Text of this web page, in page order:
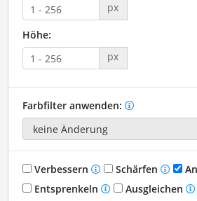
px
Höhe:
px
Farbfilter anwenden:
Verbessern Schärfen
Entsprenkeln
Ausgleichen